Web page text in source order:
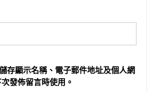
存顯示名稱、電子郵件地址及個人網
發佈留言時使用。